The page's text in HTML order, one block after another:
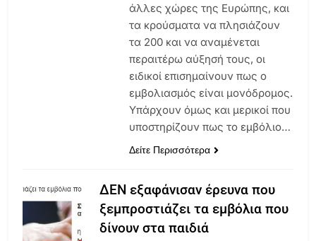
άλλες χώρες της Ευρώπης, και
τα κρούσματα να πλησιάζουν
τα 200 και να αναμένεται
περαιτέρω αύξησή τους, οι
ειδικοί επισημαίνουν πως ο
εμβολιασμός είναι μονόδρομος.
Υπάρχουν όμως και μερικοί που
υποστηρίζουν πως το εμβόλιο…
Δείτε Περισσότερα
ΔΕΝ εξαφάνισαν έρευνα που
ξεμπροστιάζει τα εμβόλια που
δίνουν στα παιδιά